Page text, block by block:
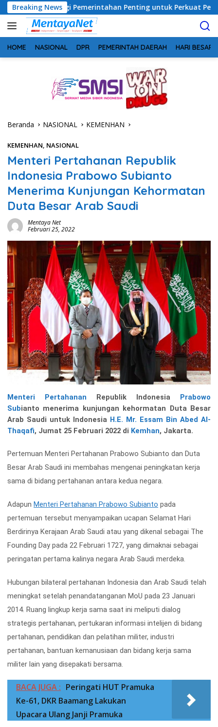
Langsung
ke
konten
Breaking News
Pemerintahan Penting untuk Perkuat Pembangunan Desa
HOME NASIONAL DPR PEMERINTAH DAERAH HARI BESAR
Beranda NASIONAL KEMENHAN
KEMENHAN, NASIONAL
Menteri Pertahanan Republik
Indonesia Prabowo Subianto
Menerima Kunjungan Kehormatan
Duta Besar Arab Saudi
Mentaya Net
Februari 25, 2022
Menteri Pertahanan Republik Indonesia Prabowo
Subianto menerima kunjungan kehormatan Duta Besar
Arab Saudi untuk Indonesia H.E. Mr. Essam Bin Abed Al-
Thaqafi, Jumat 25 Februari 2022 di Kemhan, Jakarta.
Pertemuan Menteri Pertahanan Prabowo Subianto dan Duta
Besar Arab Saudi ini membahas mengenai peningkatan kerja
sama di bidang pertahanan antara kedua negara.
Adapun Menteri Pertahanan Prabowo Subianto pada
pertemuan tersebut menyampaikan ucapan Selamat Hari
Berdirinya Kerajaan Arab Saudi atau yang dikenal sebagai The
Founding Day pada 22 Februari 1727, yang dimaknai sebagai
peringatan pertama kalinya negara Arab Saudi merdeka.
Hubungan bilateral pertahanan Indonesia dan Arab Saudi telah
meningkat setelah penandatanganan MoU pada 23 Januari
2014. Ruang lingkup kerja sama saat ini meliputi dialog
strategis pertahanan, pertukaran informasi intelijen di bidang
pertahanan, pendidikan dan pelatihan militer, industri
pertahanan, bantuan kemanusiaan dan bidang kerja sama
militer lain yang disepakati bersama.
BACA JUGA : Peringati HUT Pramuka
Ke-61, DKR Baamang Lakukan
Upacara Ulang Janji Pramuka